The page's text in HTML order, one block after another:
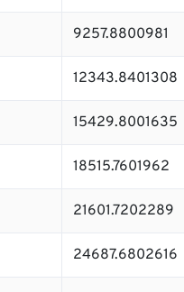
9257.8800981
12343.8401308
15429.8001635
18515.7601962
21601.7202289
24687.6802616